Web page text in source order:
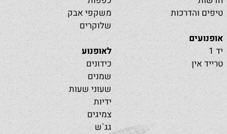
טיפים והדרכות
אופנועים
יד 1
טרייד אין
משקפי אבק
שלוקרים
לאופנוע
כידונים
שמנים
שעוני שעות
ידיות
צמיגים
גג`ש